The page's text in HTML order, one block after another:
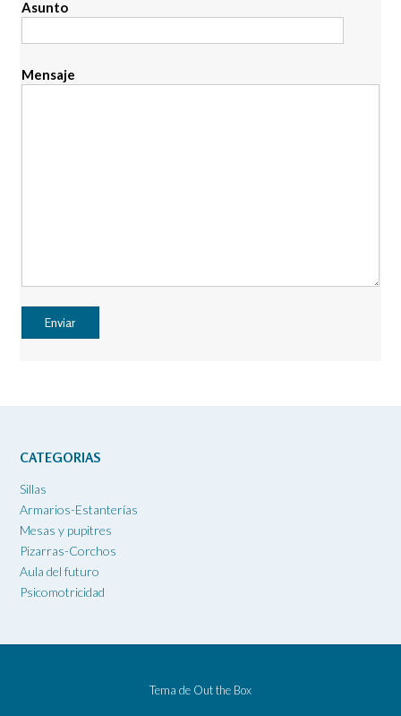
Asunto
Mensaje
CATEGORIAS
Sillas
Armarios-Estanterías
Mesas y pupitres
Pizarras-Corchos
Aula del futuro
Psicomotricidad
Tema de Out the Box